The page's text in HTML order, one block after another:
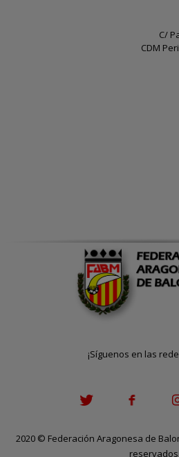
C/
CDM
¡Síguenos en las
2020 © Federación Aragonesa de
reservados.